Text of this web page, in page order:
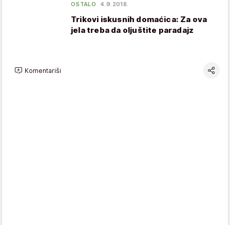
OSTALO 4.9.2018.
Trikovi iskusnih domaćica: Za ova
jela treba da oljuštite paradajz
Komentariši